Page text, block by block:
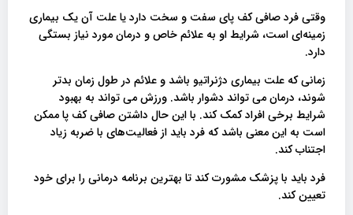
وقتی فرد صافی کف پای سفت و سخت دارد یا علت آن یک بیماری
زمینه‌ای است، شرایط او به علائم خاص و درمان مورد نیاز بستگی
دارد.
زمانی که علت بیماری دژنراتیو باشد و علائم در طول زمان بدتر
شوند، درمان می تواند دشوار باشد. ورزش می تواند به بهبود
شرایط برخی افراد کمک کند. با این حال داشتن صافی کف پا ممکن
است به این معنی باشد که فرد باید از فعالیت‌های با ضربه زیاد
اجتناب کند.
فرد باید با پزشک مشورت کند تا بهترین برنامه درمانی را برای خود
تعیین کند.